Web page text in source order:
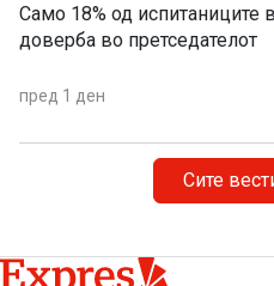
Само 18% од испитаниците
доверба во претседателот
пред 1 ден
Сите